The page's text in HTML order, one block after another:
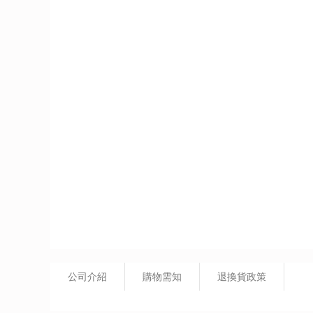
公司介紹 購物需知 退換貨政策